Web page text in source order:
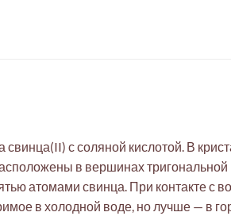
с соляной кислотой. В
в вершинах
атомами свинца. При контакте с
в холодной воде, но лучше — в